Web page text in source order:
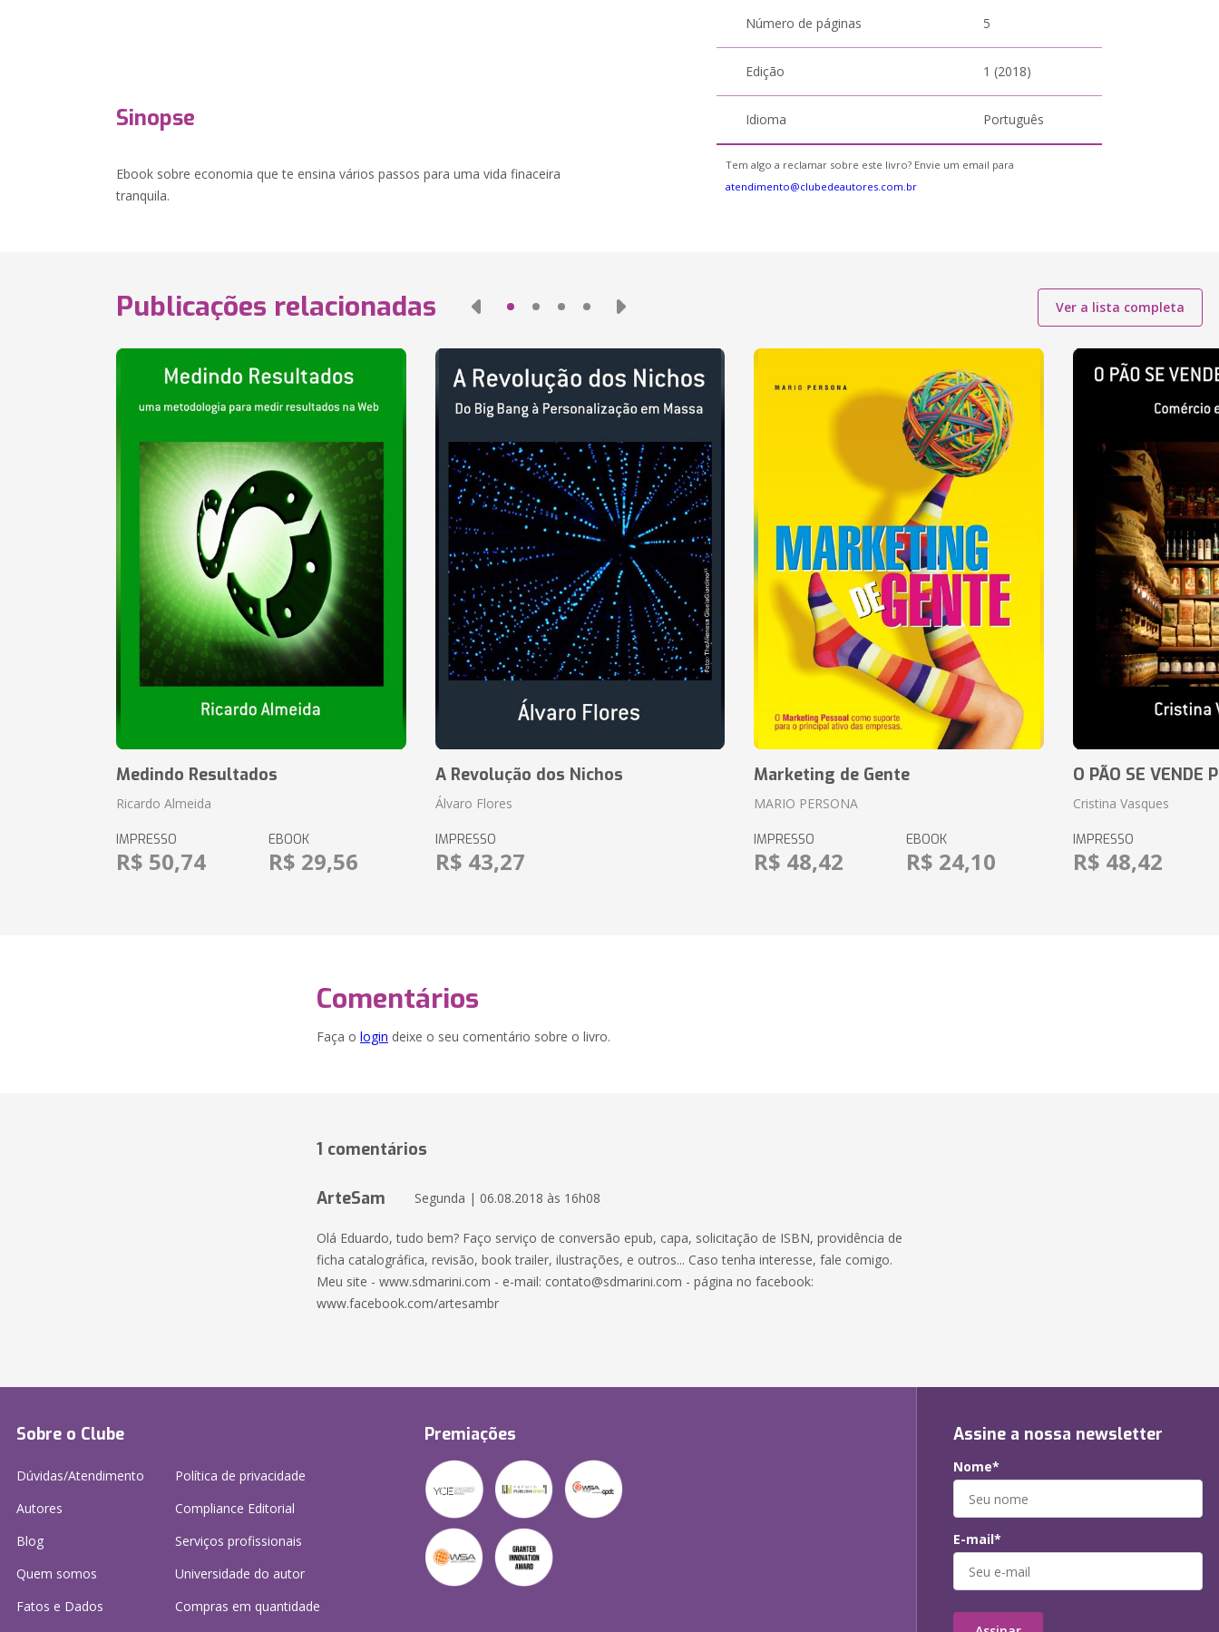
Sinopse
Ebook sobre economia que te ensina vários passos para uma vida finaceira
tranquila.
Número de páginas 5
Edição 1 (2018)
Idioma Português
Tem algo a reclamar sobre este livro? Envie um email para
atendimento@clubedeautores.com.br
Publicações relacionadas Ver a lista completa
Medindo Resultados
Ricardo Almeida
IMPRESSO
R$ 50,74
EBOOK
R$ 29,56
A Revolução dos Nichos
Álvaro Flores
IMPRESSO
R$ 43,27
Marketing de Gente
MARIO PERSONA
IMPRESSO
R$ 48,42
EBOOK
R$ 24,10
O PÃO SE VENDE
Cristina Vasques
IMPRESSO
R$ 48,42
Comentários
Faça o login deixe o seu comentário sobre o livro.
1 comentários
ArteSam Segunda | 06.08.2018 às 16h08
Olá Eduardo, tudo bem? Faço serviço de conversão epub, capa, solicitação de ISBN, providência de
ficha catalográfica, revisão, book trailer, ilustrações, e outros... Caso tenha interesse, fale comigo.
Meu site - www.sdmarini.com - e-mail: contato@sdmarini.com - página no facebook:
www.facebook.com/artesambr
Sobre o Clube
Dúvidas/Atendimento
Autores
Blog
Quem somos
Fatos e Dados
Política de privacidade
Compliance Editorial
Serviços profissionais
Universidade do autor
Compras em quantidade
Premiações Assine a nossa newsletter
Nome*
E-mail*